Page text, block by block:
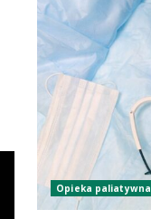
Opieka paliatywna